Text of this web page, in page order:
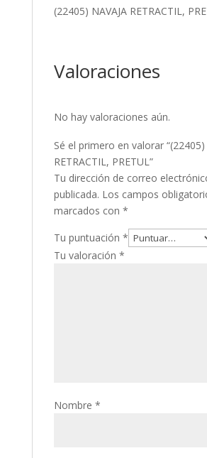
(22405) NAVAJA RETRACTIL,
Valoraciones
No hay valoraciones aún.
Sé el primero en valorar “(22405)
RETRACTIL, PRETUL”
Tu dirección de correo
publicada. Los campos
marcados con *
Tu puntuación *
Tu valoración *
Nombre *